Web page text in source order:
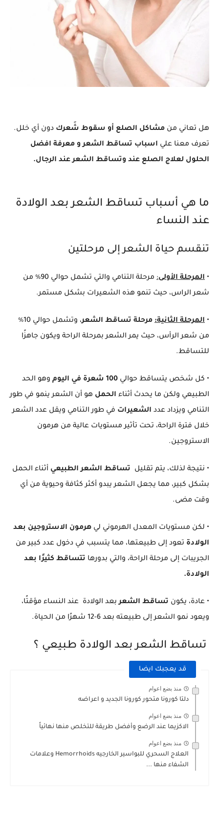
هل تعاني من مشاكل الصلع أو سقوط شَعرك دون أي خلل.
تعرف معنا علي اسباب تساقط الشعر و معرفة افضل
الحلول لعلاج الصلع عند وتساقط الشعر عند الرجال.
ما هي أسباب تساقط الشعر بعد الولادة
عند النساء
تنقسم حياة الشعر إلى مرحلتين
• المرحلة الأولى:
مرحلة التنامي والتي تشمل حوالي 90٪ من
شعر الراس، حيث تنمو هذه الشعيرات بشكل مستمر.
• المرحلة الثانية: مرحلة تساقط الشعر
، وتشمل حوالي 10٪
من شعر الرأس، حيث يمر الشعر بمرحلة الراحة ويكون جاهزًا
للتساقط.
• كل شخص يتساقط حوالي 100 شعرة في اليوم
وهو الحد
الطبيعي ولكن ما يحدث أثناء الحمل هو أن الشعر ينمو في طور
التنامي ويزداد عدد الشعيرات في طور التنامي ويقل عدد الشعر
خلال فترة الراحة، تحت تأثير مستويات عالية من هرمون
الاستروجين.
• نتيجة لذلك، يتم تقليل تساقط الشعر الطبيعي أثناء الحمل
بشكل كبير، مما يجعل الشعر يبدو أكثر كثافة وحيوية من أي
وقت مضى.
• لكن مستويات المعدل الهرموني لي هرمون الاستروجين بعد
الولادة تعود إلى طبيعتها، مما يتسبب في دخول عدد كبير من
الجريبات إلى مرحلة الراحة، والتي بدورها تتساقط كثيرًا بعد
الولادة.
• عادة، يكون تساقط الشعربعد الولادة عند النساء مؤقتًا،
ويعود نمو الشعر إلى طبيعته بعد 6-12 شهرًا من الحياة.
تساقط الشعر بعد الولادة طبيعي ؟
قد يعجبك ايضا
منذ بضع اعوام
دلتا كورونا متحور كورونا الجديد و اعراضه
منذ بضع اعوام
الاكزيما عند الرضع وأفضل طريقة للتخلص منها نهائياً
منذ بضع اعوام
العلاج السحري للبواسير الخارجيه Hemorrhoids وعلامات
الشفاء منها ...